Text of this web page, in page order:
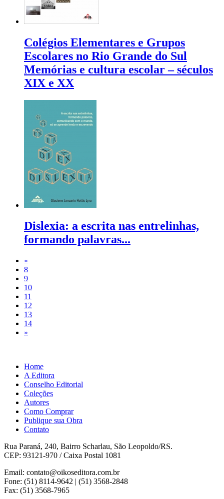
Colégios Elementares e Grupos
Escolares no Rio Grande do Sul
Memórias e cultura escolar – séculos
XIX e XX
Dislexia: a escrita nas entrelinhas,
formando palavras...
«
8
9
10
11
12
13
14
»
Home
A Editora
Conselho Editorial
Coleções
Autores
Como Comprar
Publique sua Obra
Contato
Rua Paraná, 240, Bairro Scharlau, São Leopoldo/RS.
CEP: 93121-970 / Caixa Postal 1081
Email: contato@oikoseditora.com.br
Fone: (51) 8114-9642 | (51) 3568-2848
Fax: (51) 3568-7965